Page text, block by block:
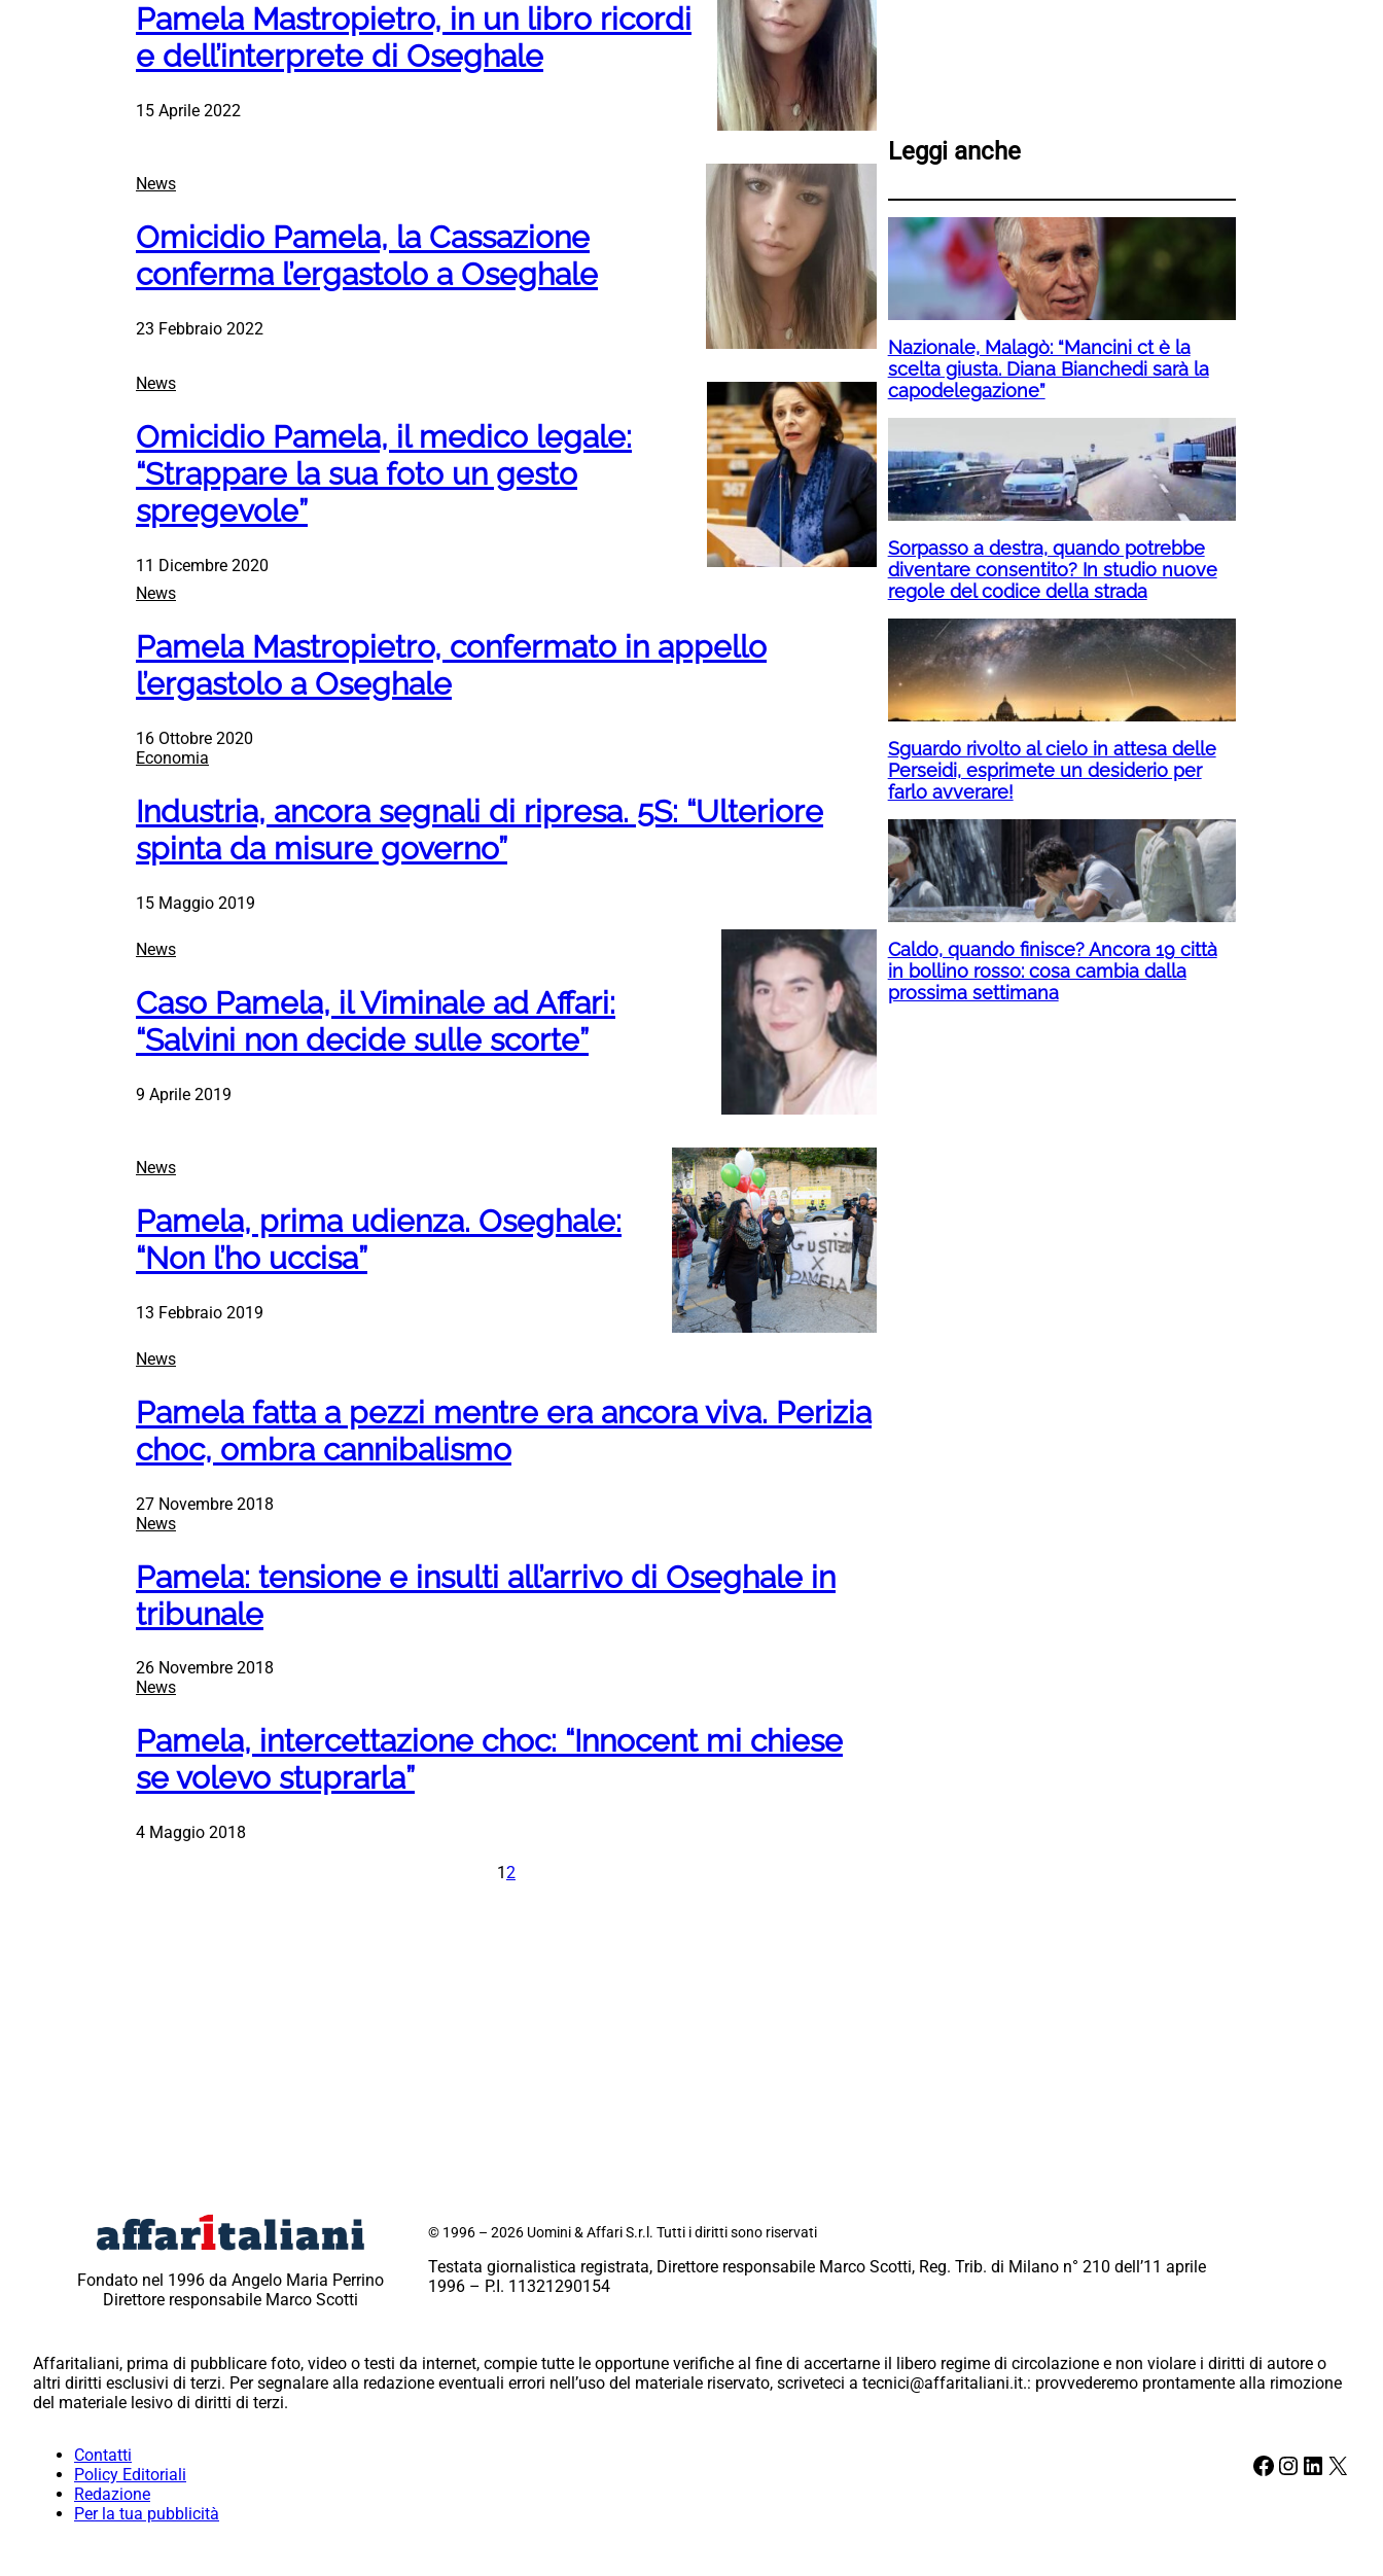
Pamela Mastropietro, in un libro ricordi
e dell’interprete di Oseghale
15 Aprile 2022
News
Omicidio Pamela, la Cassazione
conferma l’ergastolo a Oseghale
23 Febbraio 2022
News
Omicidio Pamela, il medico legale:
“Strappare la sua foto un gesto
spregevole”
11 Dicembre 2020
News
Pamela Mastropietro, confermato in appello
l’ergastolo a Oseghale
16 Ottobre 2020
Economia
Industria, ancora segnali di ripresa. 5S: “Ulteriore
spinta da misure governo”
15 Maggio 2019
News
Caso Pamela, il Viminale ad Affari:
“Salvini non decide sulle scorte”
9 Aprile 2019
News
Pamela, prima udienza. Oseghale:
“Non l’ho uccisa”
13 Febbraio 2019
News
Pamela fatta a pezzi mentre era ancora viva. Perizia
choc, ombra cannibalismo
27 Novembre 2018
News
Pamela: tensione e insulti all’arrivo di Oseghale in
tribunale
26 Novembre 2018
News
Pamela, intercettazione choc: “Innocent mi chiese
se volevo stuprarla”
4 Maggio 2018
1 2
Leggi anche
Nazionale, Malagò: “Mancini ct è la
scelta giusta. Diana Bianchedi sarà la
capodelegazione”
Sorpasso a destra, quando potrebbe
diventare consentito? In studio nuove
regole del codice della strada
Sguardo rivolto al cielo in attesa delle
Perseidi, esprimete un desiderio per
farlo avverare!
Caldo, quando finisce? Ancora 19 città
in bollino rosso: cosa cambia dalla
prossima settimana
Fondato nel 1996 da Angelo Maria Perrino
Direttore responsabile Marco Scotti
© 1996 – 2026 Uomini & Affari S.r.l. Tutti i diritti sono riservati
Testata giornalistica registrata, Direttore responsabile Marco Scotti, Reg. Trib. di Milano n° 210 dell’11 aprile
1996 – P.I. 11321290154
Affaritaliani, prima di pubblicare foto, video o testi da internet, compie tutte le opportune verifiche al fine di accertarne il libero regime di circolazione e non violare i diritti di autore o
altri diritti esclusivi di terzi. Per segnalare alla redazione eventuali errori nell’uso del materiale riservato, scriveteci a tecnici@affaritaliani.it.: provvederemo prontamente alla rimozione
del materiale lesivo di diritti di terzi.
Contatti
Policy Editoriali
Redazione
Per la tua pubblicità
Facebook Instagram LinkedIn X